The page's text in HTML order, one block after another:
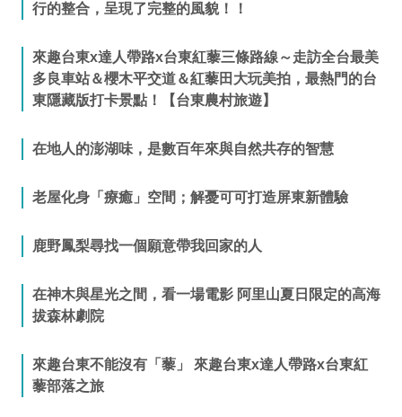
行的整合，呈現了完整的風貌！！
來趣台東x達人帶路x台東紅藜三條路線～走訪全台最美
多良車站＆櫻木平交道＆紅藜田大玩美拍，最熱門的台
東隱藏版打卡景點！【台東農村旅遊】
在地人的澎湖味，是數百年來與自然共存的智慧
老屋化身「療癒」空間；解憂可可打造屏東新體驗
鹿野鳳梨尋找一個願意帶我回家的人
在神木與星光之間，看一場電影 阿里山夏日限定的高海
拔森林劇院
來趣台東不能沒有「藜」 來趣台東x達人帶路x台東紅
藜部落之旅